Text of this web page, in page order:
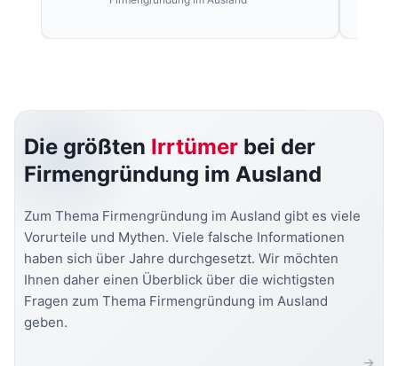
Die größten Irrtümer bei der
Firmengründung im Ausland
Zum Thema Firmengründung im Ausland gibt es viele
Vorurteile und Mythen. Viele falsche Informationen
haben sich über Jahre durchgesetzt. Wir möchten
Ihnen daher einen Überblick über die wichtigsten
Fragen zum Thema Firmengründung im Ausland
geben.